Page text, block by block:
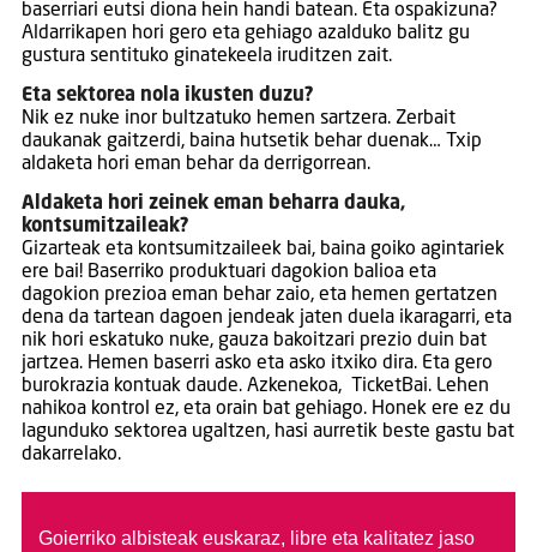
baserriari eutsi diona hein handi batean. Eta ospakizuna?
Aldarrikapen hori gero eta gehiago azalduko balitz gu
gustura sentituko ginatekeela iruditzen zait.
Eta sektorea nola ikusten duzu?
Nik ez nuke inor bultzatuko hemen sartzera. Zerbait
daukanak gaitzerdi, baina hutsetik behar duenak… Txip
aldaketa hori eman behar da derrigorrean.
Aldaketa hori zeinek eman beharra dauka,
kontsumitzaileak?
Gizarteak eta kontsumitzaileek bai, baina goiko agintariek
ere bai! Baserriko produktuari dagokion balioa eta
dagokion prezioa eman behar zaio, eta hemen gertatzen
dena da tartean dagoen jendeak jaten duela ikaragarri, eta
nik hori eskatuko nuke, gauza bakoitzari prezio duin bat
jartzea. Hemen baserri asko eta asko itxiko dira. Eta gero
burokrazia kontuak daude. Azkenekoa, TicketBai. Lehen
nahikoa kontrol ez, eta orain bat gehiago. Honek ere ez du
lagunduko sektorea ugaltzen, hasi aurretik beste gastu bat
dakarrelako.
Goierriko albisteak euskaraz, libre eta kalitatez jaso